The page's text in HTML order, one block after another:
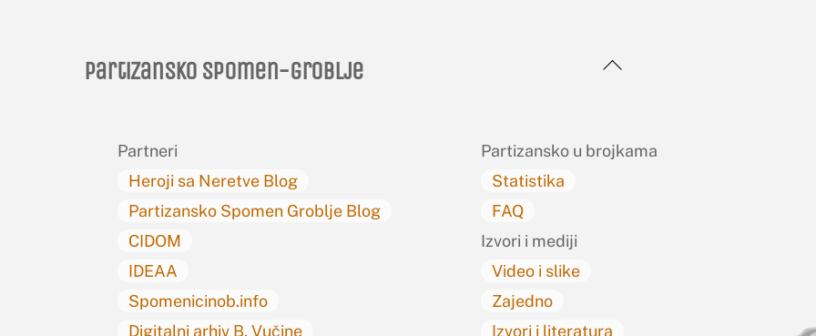
Back
Partizansko spomen-groblje
Partneri
Heroji sa Neretve Blog
Partizansko Spomen Groblje Blog
CIDOM
IDEAA
Spomenicinob.info
Digitalni arhiv B. Vučine
Partizansko u brojkama
Statistika
FAQ
Izvori i mediji
Video i slike
Zajedno
Izvori i literatura